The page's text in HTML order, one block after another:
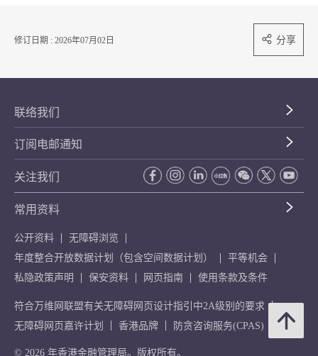
修订日期 : 2026年07月02日 分享
联络我们
订阅电邮通知
关注我们
常用资料
公开资料
无障碍浏览
年度整合开放数据计划（包含空间数据计划）
平等机会
私隐政策声明
保安资料 网页指南 使用条款及条件
符合万维网联盟有关无障碍网页设计指引中2A级别的要求
无障碍网页嘉许计划
香港品牌 防贪咨询服务(CPAS)
© 2026 年香港金融管理局。版权所有。